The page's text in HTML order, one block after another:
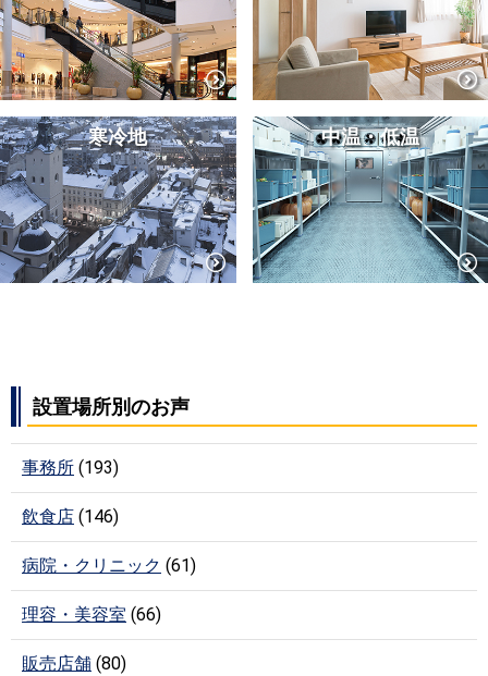
寒冷地 中温・低温
設置場所別のお声
事務所 (193)
飲食店 (146)
病院・クリニック (61)
理容・美容室 (66)
販売店舗 (80)